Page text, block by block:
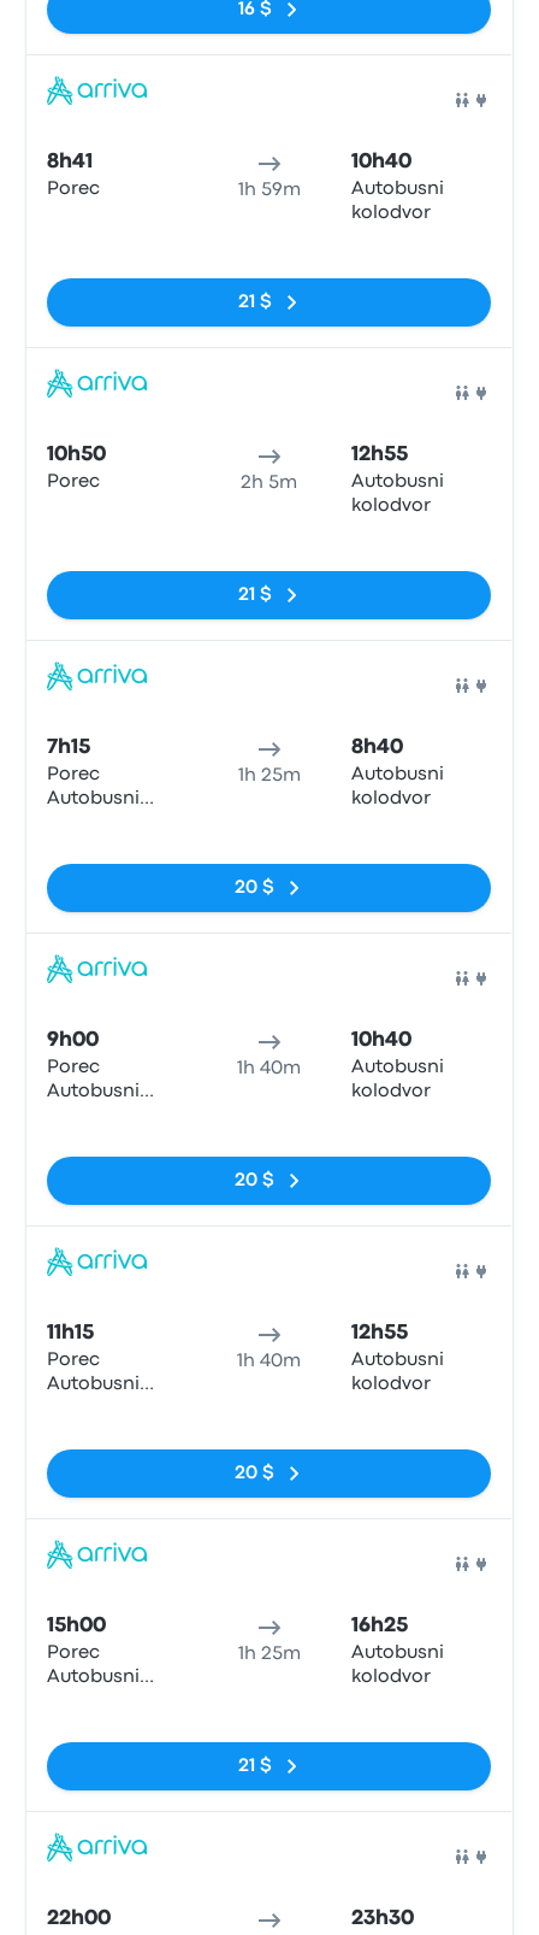
16 $
8h41
Porec 1h 59m
10h40
Autobusni
kolodvor
21 $
10h50
Porec 2h 5m
12h55
Autobusni
kolodvor
21 $
7h15
Porec
Autobusni
1h 25m
8h40
Autobusni
kolodvor
20 $
9h00
Porec
Autobusni
1h 40m
10h40
Autobusni
kolodvor
20 $
11h15
Porec
Autobusni
1h 40m
12h55
Autobusni
kolodvor
20 $
15h00
Porec
Autobusni
1h 25m
16h25
Autobusni
kolodvor
21 $
22h00 23h30